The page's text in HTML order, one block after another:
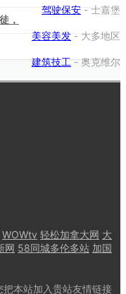
驾驶保安 - 士嘉堡
，
美容美发 - 大多地区
建筑技工- 奥克维尔
WOWtv 轻松加拿大网 大
网 58同城多伦多站 加国
本站加入贵站友情链接